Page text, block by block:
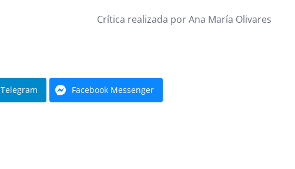
Crítica realizada por Ana María Olivares
Telegram Facebook Messenger